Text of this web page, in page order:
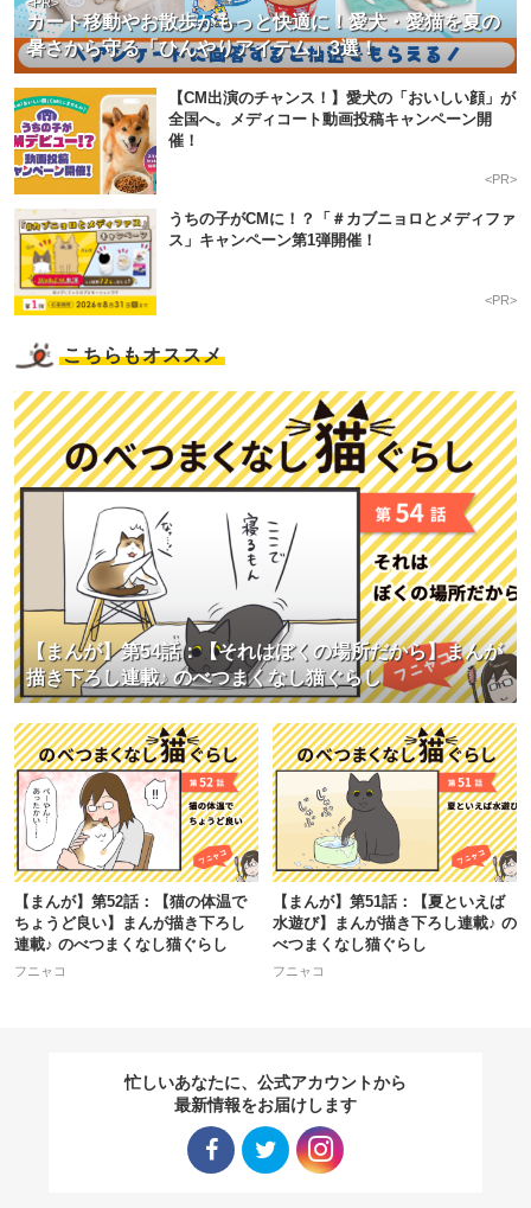
カート移動やお散歩がもっと快適に！愛犬・愛猫を夏の
暑さから守る「ひんやりアイテム」3選！
【CM出演のチャンス！】愛犬の「おいしい顔」が
全国へ。メディコート動画投稿キャンペーン開
催！
<PR>
うちの子がCMに！？「＃カブニョロとメディファ
ス」キャンペーン第1弾開催！
<PR>
こちらもオススメ
【まんが】第54話：【それはぼくの場所だから】まんが
描き下ろし連載♪ のべつまくなし猫ぐらし
【まんが】第52話：【猫の体温で
ちょうど良い】まんが描き下ろし
連載♪ のべつまくなし猫ぐらし
フニャコ
【まんが】第51話：【夏といえば
水遊び】まんが描き下ろし連載♪ の
べつまくなし猫ぐらし
フニャコ
忙しいあなたに、公式アカウントから
最新情報をお届けします